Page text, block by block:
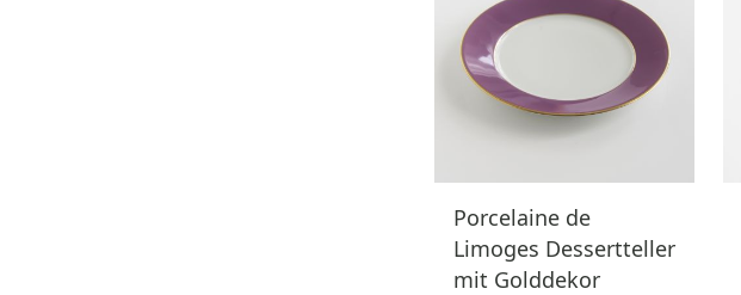
Porcelaine de
Limoges Dessertteller
mit Golddekor